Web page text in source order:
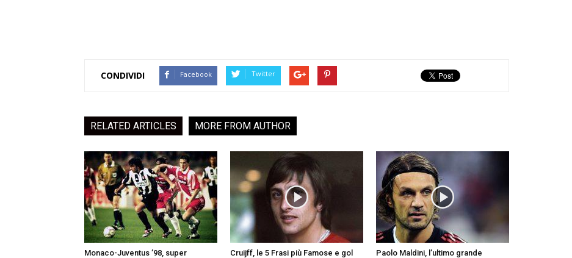
CONDIVIDI Facebook Twitter
RELATED ARTICLES MORE FROM AUTHOR
Monaco-Juventus ’98, super
Cruijff, le 5 Frasi più Famose e gol
Paolo Maldini, l’ultimo grande